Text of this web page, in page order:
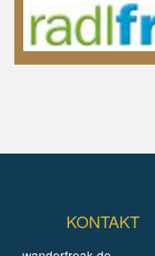
KONTAKT